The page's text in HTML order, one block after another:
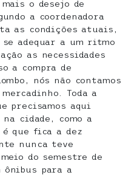
o desejo de
a coordenadora
as condições atuais,
adequar a um ritmo
as necessidades
a compra de
nós não contamos
Toda a
precisamos aqui
cidade, como a
é que fica a dez
nunca teve
do semestre de
ônibus para a